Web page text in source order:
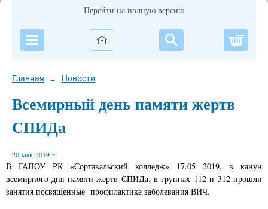
Перейти на полную версию
Главная → Новости
Всемирный день памяти жертв
СПИДа
20 мая 2019 г.
В ГАПОУ РК «Сортавальский колледж» 17.05 2019, в канун
всемирного дня памяти жертв СПИДа, в группах 112 и 312 прошли
занятия посвященные профилактике заболевания ВИЧ.